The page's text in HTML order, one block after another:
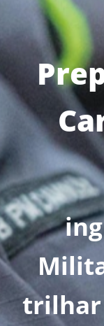
trilhar